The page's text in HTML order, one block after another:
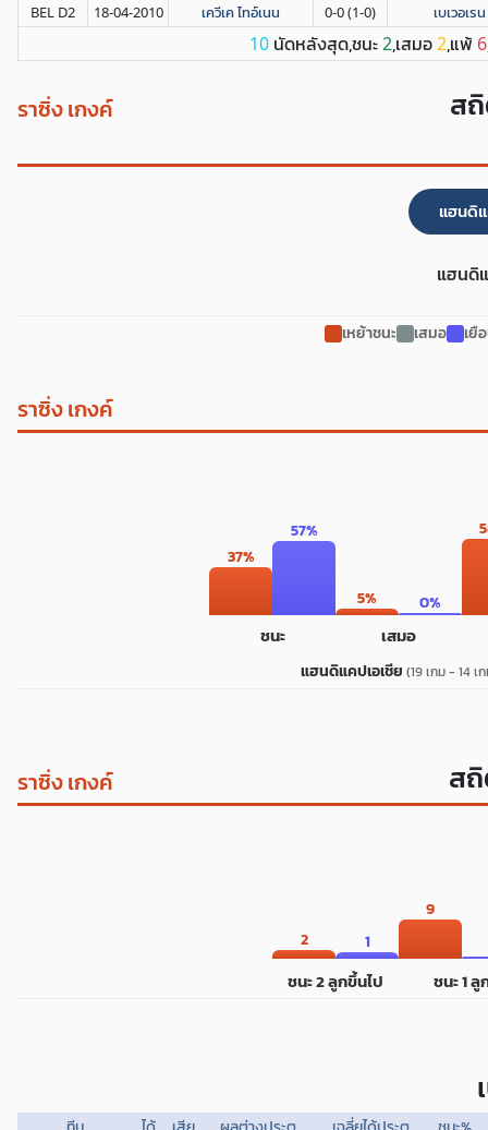
BEL D2 18-04-2010 เควีเค ไทอ์เนน 0-0 (1-0) เบเวอเรน
10 นัดหลังสุด,ชนะ2,เสมอ2,แพ้ 6
ราซิ่ง เกงค์ ส
แฮนดิ
แฮนดิ
เหย้าชนะ เสมอ เยื
ราซิ่ง เกงค์
37%
57%
ชนะ
5% 0%
เสมอ
แฮนดิแคปเอเชีย (19 เกม - 14 เ
ราซิ่ง เกงค์ ส
2 1
ชนะ 2 ลูกขึ้นไป
9
ชนะ 1 ลู